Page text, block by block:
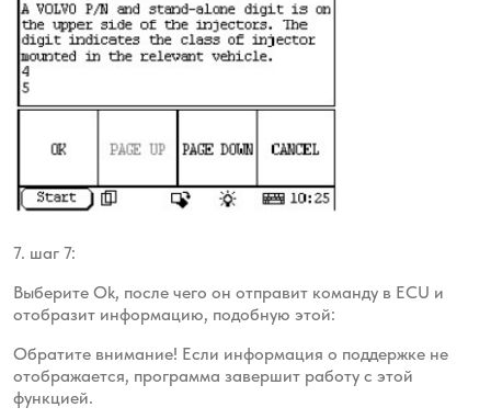
7. шаг 7:
Выберите Ok, после чего он отправит команду в ECU и
отобразит информацию, подобную этой:
Обратите внимание! Если информация о поддержке не
отображается, программа завершит работу с этой
функцией.